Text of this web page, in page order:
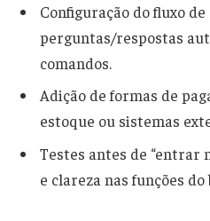
Configuração do fluxo
perguntas/respostas
comandos.
Adição de formas de
estoque ou sistemas
Testes antes de “entrar
e clareza nas funções do